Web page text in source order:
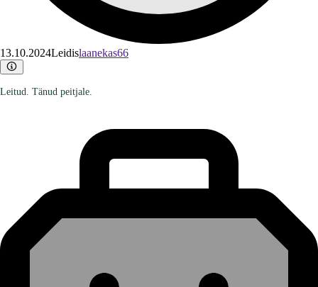
13.10.2024Leidislaanekas66
Leitud. Tänud peitjale.